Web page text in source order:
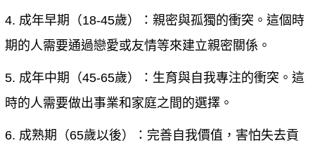
4. 成年早期（18-45歲）：親密與孤獨的衝突。這個時
期的人需要通過戀愛或友情等來建立親密關係。
5. 成年中期（45-65歲）：生育與自我專注的衝突。這
時的人需要做出事業和家庭之間的選擇。
6. 成熟期（65歲以後）：完善自我價值，害怕失去貢